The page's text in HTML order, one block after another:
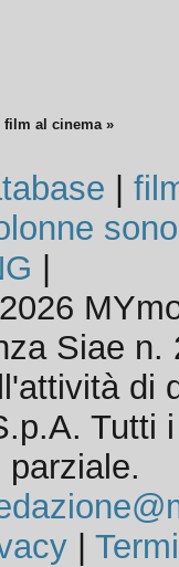
film al cinema »
Siae n.
di
Tutti
|